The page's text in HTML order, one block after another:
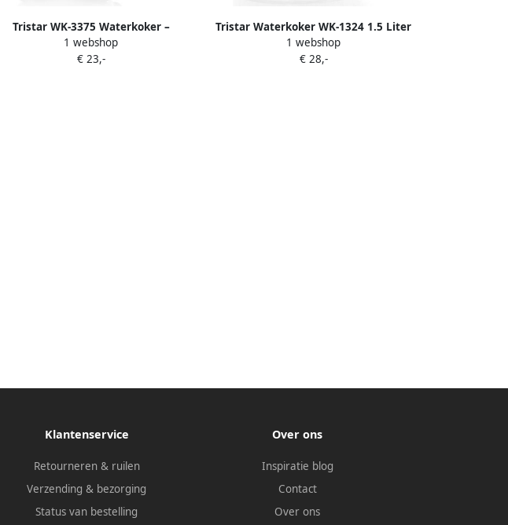
Tristar WK-3375 Waterkoker –
Instelbare temperatuur – Glazen 1.8
liter Multi Color LED
1 webshop
€ 23,-
Tristar Waterkoker WK-1324 1.5 Liter
360° rotatie met afneembare kan
uitneembare filter Wit
1 webshop
€ 28,-
Klantenservice
Retourneren & ruilen
Verzending & bezorging
Status van bestelling
Over ons
Inspiratie blog
Contact
Over ons